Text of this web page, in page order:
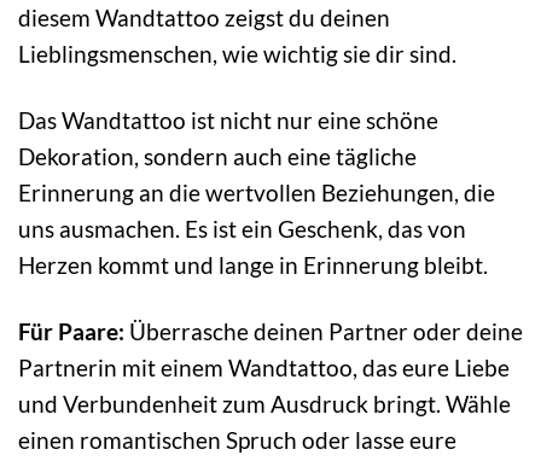
diesem Wandtattoo zeigst du deinen
Lieblingsmenschen, wie wichtig sie dir sind.
Das Wandtattoo ist nicht nur eine schöne
Dekoration, sondern auch eine tägliche
Erinnerung an die wertvollen Beziehungen, die
uns ausmachen. Es ist ein Geschenk, das von
Herzen kommt und lange in Erinnerung bleibt.
Für Paare: Überrasche deinen Partner oder deine
Partnerin mit einem Wandtattoo, das eure Liebe
und Verbundenheit zum Ausdruck bringt. Wähle
einen romantischen Spruch oder lasse eure